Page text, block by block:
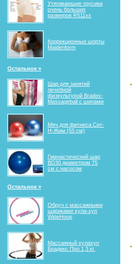
Утягивающие трусики
очень больших
размеров R511xx
Коррекционные шорты
Maidenform
Остальное »
Шар для занятий
лечебной
физкультурой Bradex-
Massageball с шипами
Мяч для фитнеса Сит-
Н-Жим (55 см)
Гимнастический шар
BD30 диаметром 75
см с насосом
Остальное »
Обруч с массажными
шариками хула-хуп
WideHoop
Массажный хулахуп
Брадекс Про 1,3 кг.